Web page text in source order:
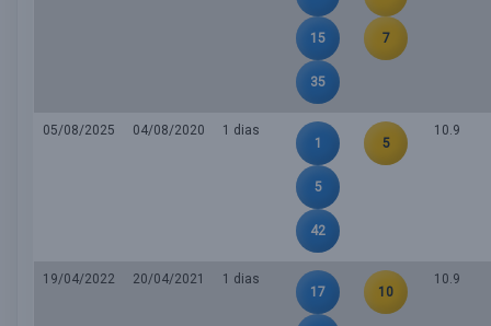
15
35
7
05/08/2025 04/08/2020
1 dias
1
5
42
5
10.9
19/04/2022 20/04/2021
1 dias
17
10
10.9